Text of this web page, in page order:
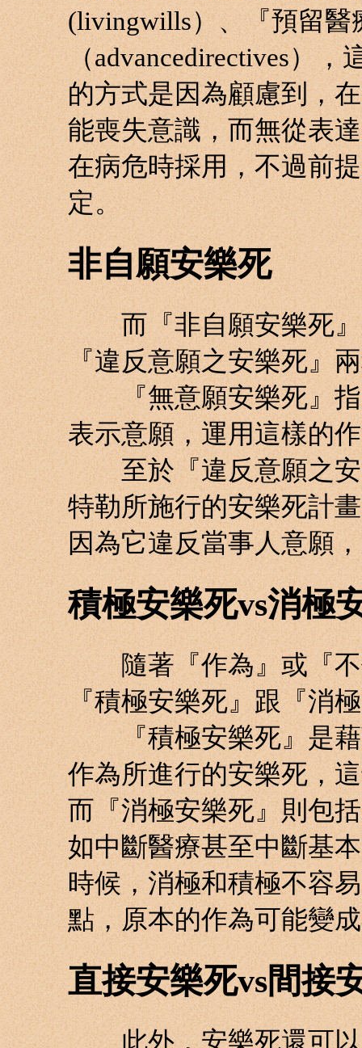
(livingwills）、『預留醫
（advancedirectives）
的方式是因為顧慮到，
能喪失意識，而無從表
在病危時採用，不過前
定。
非自願安樂死
而『非自願安樂死』
『違反意願之安樂死』
『無意願安樂死』指
表示意願，運用這樣的
至於『違反意願之安
特勒所施行的安樂死計
因為它違反當事人意願
積極安樂死vs消極
隨著『作為』或『不
『積極安樂死』跟『消
『積極安樂死』是藉
作為所進行的安樂死，
而『消極安樂死』則包
如中斷醫療甚至中斷基
時候，消極和積極不容
點，原本的作為可能變
直接安樂死vs間接
此外，安樂死還可以